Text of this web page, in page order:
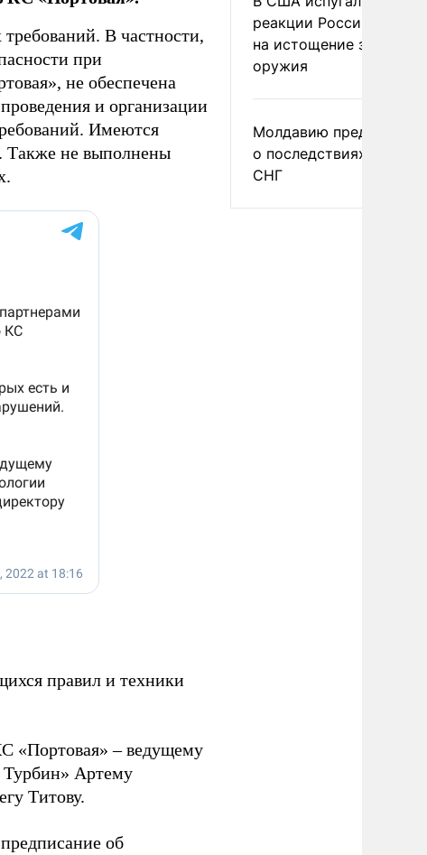
В частности,
при
не обеспечена
и организации
Имеются
Также не выполнены
правил и техники
«Портовая» – ведущему
Артему
Титову.
об
реакции России и
на истощение запасов
оружия
Молдавию
о последствиях выхода
СНГ